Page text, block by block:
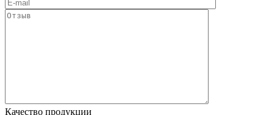
Качество продукции